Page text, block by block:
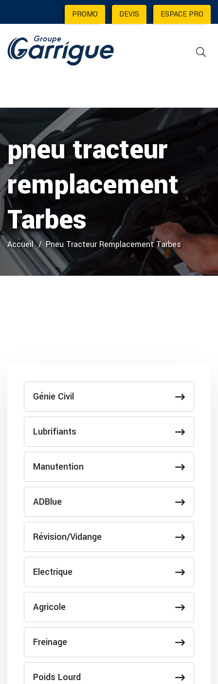
PROMO | DEVIS | ESPACE PRO
pneu tracteur
remplacement
Tarbes
Accueil Pneu Tracteur Remplacement Tarbes
Génie Civil
Lubrifiants
Manutention
ADBlue
Révision/Vidange
Electrique
Agricole
Freinage
Poids Lourd